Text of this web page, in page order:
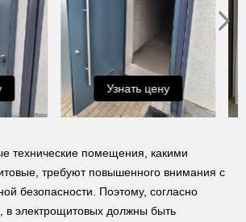
Узнать цену
технические помещения, какими
требуют повышенного внимания с
безопасности. Поэтому, согласно
в электрощитовых должны быть